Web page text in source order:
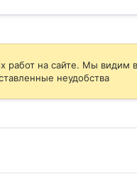
работ на сайте. Мы видим
неудобства